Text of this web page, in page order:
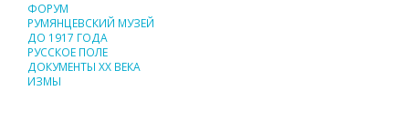
ФОРУМ
РУМЯНЦЕВСКИЙ МУЗЕЙ
ДО 1917 ГОДА
РУССКОЕ ПОЛЕ
ДОКУМЕНТЫ XX ВЕКА
ИЗМЫ